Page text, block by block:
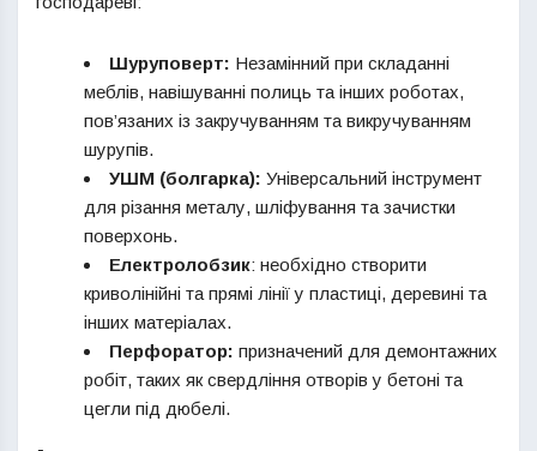
Шуруповерт: Незамінний при складанні
меблів, навішуванні полиць та інших роботах,
пов’язаних із закручуванням та викручуванням
шурупів.
УШМ (болгарка): Універсальний інструмент
для різання металу, шліфування та зачистки
поверхонь.
Електролобзик: необхідно створити
криволінійні та прямі лінії у пластиці, деревині та
інших матеріалах.
Перфоратор: призначений для демонтажних
робіт, таких як свердління отворів у бетоні та
цегли під дюбелі.